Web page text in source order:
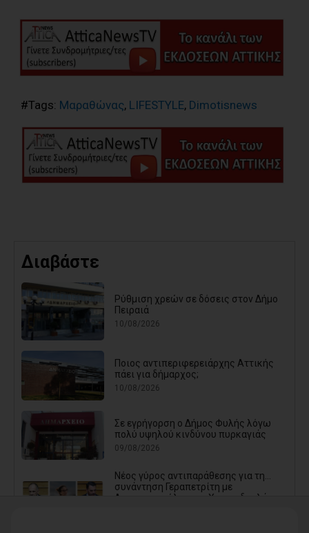
#Tags: Μαραθώνας, LIFESTYLE, Dimotisnews
Διαβάστε
Ρύθμιση χρεών σε δόσεις στον Δήμο
Πειραιά
10/08/2026
Ποιος αντιπεριφερειάρχης Αττικής
πάει για δήμαρχος;
10/08/2026
Σε εγρήγορση ο Δήμος Φυλής λόγω
πολύ υψηλού κινδύνου πυρκαγιάς
09/08/2026
Νέος γύρος αντιπαράθεσης για τη...
συνάντηση Γεραπετρίτη με
Διαμαντοπούλου και Χριστοδουλάκη -